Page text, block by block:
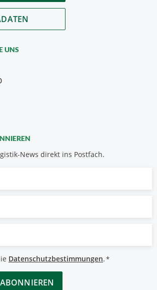
UNS
News direkt ins Postfach.
Datenschutzbestimmungen.*